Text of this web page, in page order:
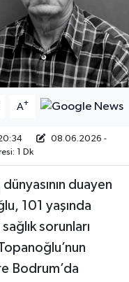
A+
08.06.2026 -
1 Dk
duayen
101 yaşında
sorunları
Bodrum’da